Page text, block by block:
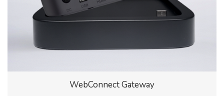
WebConnect Gateway